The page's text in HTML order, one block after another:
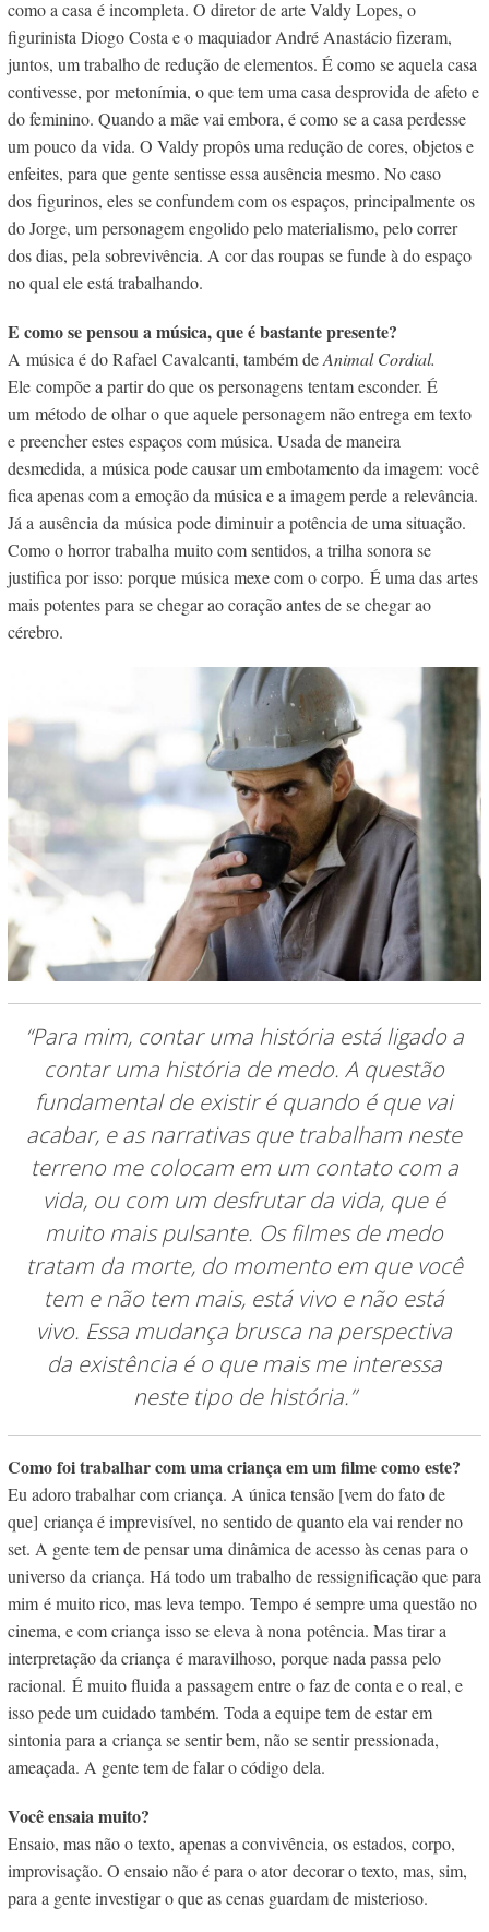
como a casa é incompleta. O diretor de arte Valdy Lopes, o
figurinista Diogo Costa e o maquiador André Anastácio fizeram,
juntos, um trabalho de redução de elementos. É como se aquela casa
contivesse, por metonímia, o que tem uma casa desprovida de afeto e
do feminino. Quando a mãe vai embora, é como se a casa perdesse
um pouco da vida. O Valdy propôs uma redução de cores, objetos e
enfeites, para que gente sentisse essa ausência mesmo. No caso
dos figurinos, eles se confundem com os espaços, principalmente os
do Jorge, um personagem engolido pelo materialismo, pelo correr
dos dias, pela sobrevivência. A cor das roupas se funde à do espaço
no qual ele está trabalhando.
E como se pensou a música, que é bastante presente?
A música é do Rafael Cavalcanti, também deAnimal Cordial.
Ele compõe a partir do que os personagens tentam esconder. É
um método de olhar o que aquele personagem não entrega em texto
e preencher estes espaços com música. Usada de maneira
desmedida, a música pode causar um embotamento da imagem: você
fica apenas com a emoção da música e a imagem perde a relevância.
Já a ausência da música pode diminuir a potência de uma situação.
Como o horror trabalha muito com sentidos, a trilha sonora se
justifica por isso: porque música mexe com o corpo. É uma das artes
mais potentes para se chegar ao coração antes de se chegar ao
cérebro.
“Para mim, contar uma história está ligado a
contar uma história de medo.A questão
fundamental de existir é quando é que vai
acabar, e as narrativas que trabalham neste
terreno me colocam em um contato com a
vida, ou com um desfrutar da vida, que é
muito mais pulsante. Os filmes de medo
tratam da morte, do momento em que você
tem e não tem mais, está vivo e não está
vivo. Essa mudança brusca na perspectiva
da existência é o que mais me interessa
neste tipo de história.”
Como foi trabalhar com uma criança em um filme como este?
Eu adoro trabalhar com criança. A única tensão [vem do fato de
que] criança é imprevisível, no sentido de quanto ela vai render no
set. A gente tem de pensar uma dinâmica de acesso às cenas para o
universo da criança. Há todo um trabalho de ressignificação que para
mim é muito rico, mas leva tempo. Tempo é sempre uma questão no
cinema, e com criança isso se eleva à nona potência. Mas tirar a
interpretação da criança é maravilhoso, porque nada passa pelo
racional. É muito fluida a passagem entre o faz de conta e o real, e
isso pede um cuidado também. Toda a equipe tem de estar em
sintonia para a criança se sentir bem, não se sentir pressionada,
ameaçada. A gente tem de falar o código dela.
Você ensaia muito?
Ensaio, mas não o texto, apenas a convivência, os estados, corpo,
improvisação. O ensaio não é para o atordecorar o texto, mas, sim,
para a gente investigar o que as cenas guardam de misterioso.